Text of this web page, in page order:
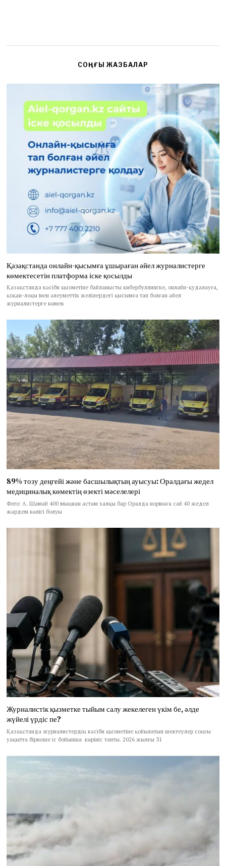
СОҢҒЫ ЖАЗБАЛАР
Қазақстанда онлайн-қысымға ұшыраған әйел журналистерге
көмектесетін платформа іске қосылды
Қазақстанда кәсіби қызметіне байланысты кибербуллингке, онлайн-қудалауға,
қоқан-лоқы мен әлеуметтік желілердегі қысымға тап болған әйел
журналистерге көмек
89% тозу деңгейі және басшылықтың ауысуы: Оралдағы жедел
медициналық көмектің өзекті мәселелері
Фото: А. Шамай 400 мыңнан астам халқы бар Оралда нормаға сай 40 жедел
жәрдем көлігі болуы
Журналистік қызметке тыйым салу жекелеген үкім бе, әлде
жүйелі үрдіс пе?
Қазақстанда журналистердің кәсіби қызметіне қойылатын шектеулер соңғы
уақытта бірнеше іс бойынша көрініс тапты. 2026 жылғы 31